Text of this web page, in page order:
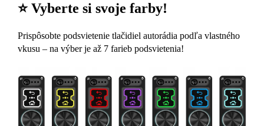
⭐ Vyberte si svoje farby!
Prispôsobte podsvietenie tlačidiel autorádia podľa vlastného
vkusu – na výber je až 7 farieb podsvietenia!